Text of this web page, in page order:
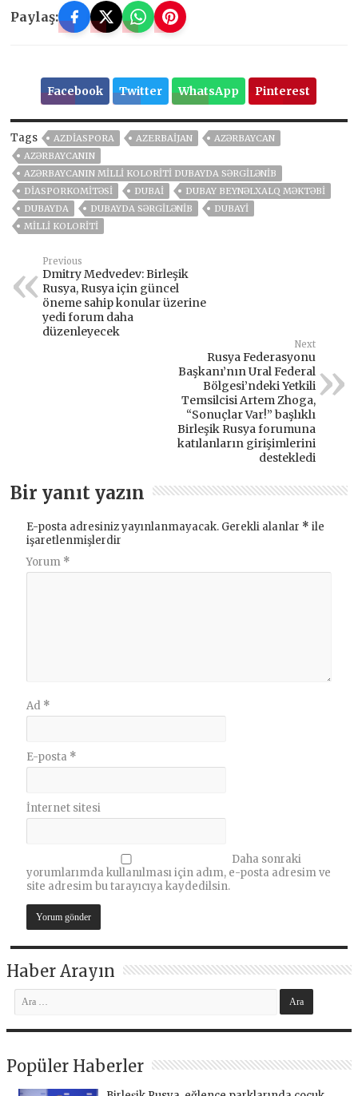
Paylaş:
Facebook Twitter WhatsApp Pinterest
Tags AZDIASPORA AZERBAIJAN
AZƏRBAYCAN
AZƏRBAYCANIN
AZƏRBAYCANIN MILLI KOLORITI DUBAYDA SƏRGILƏNIB
DIASPORKOMITƏSI
DUBAİ
DUBAY BEYNƏLXALQ MƏKTƏBI
DUBAYDA
DUBAYDA SƏRGILƏNIB
DUBAYI
MILLI KOLORITI
Previous
Dmitry Medvedev: Birleşik
Rusya, Rusya için güncel
öneme sahip konular üzerine
yedi forum daha
düzenleyecek
Next
Rusya Federasyonu
Başkanı’nın Ural Federal
Bölgesi’ndeki Yetkili
Temsilcisi Artem Zhoga,
“Sonuçlar Var!” başlıklı
Birleşik Rusya forumuna
katılanların girişimlerini
destekledi
Bir yanıt yazın
E-posta adresiniz yayınlanmayacak. Gerekli alanlar * ile
işaretlenmişlerdir
Yorum *
Ad *
E-posta *
İnternet sitesi
Daha sonraki
yorumlarımda kullanılması için adım, e-posta adresim ve
site adresim bu tarayıcıya kaydedilsin.
Haber Arayın
Popüler Haberler